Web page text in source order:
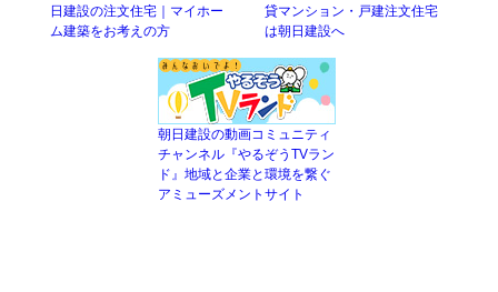
日建設の注文住宅｜マイホー
ム建築をお考えの方
貸マンション・戸建注文住宅
は朝日建設へ
朝日建設の動画コミュニティ
チャンネル『やるぞうTVラン
ド』地域と企業と環境を繋ぐ
アミューズメントサイト